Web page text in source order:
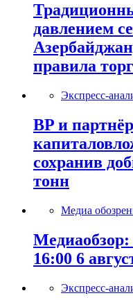
давлением
правила
Экспресс-
BP и
сохранив
тонн
Медиа
Медиаобзор:
16:00 6
Экспресс-